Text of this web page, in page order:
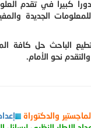
دورا كبيرا في تقدم
الجديدة
الباحث حل كافة
نحو الأمام.
والدكتوراة